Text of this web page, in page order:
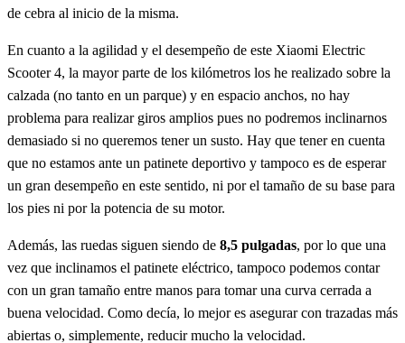
de cebra al inicio de la misma.
En cuanto a la agilidad y el desempeño de este Xiaomi Electric
Scooter 4, la mayor parte de los kilómetros los he realizado sobre la
calzada (no tanto en un parque) y en espacio anchos, no hay
problema para realizar giros amplios pues no podremos inclinarnos
demasiado si no queremos tener un susto. Hay que tener en cuenta
que no estamos ante un patinete deportivo y tampoco es de esperar
un gran desempeño en este sentido, ni por el tamaño de su base para
los pies ni por la potencia de su motor.
Además, las ruedas siguen siendo de 8,5 pulgadas, por lo que una
vez que inclinamos el patinete eléctrico, tampoco podemos contar
con un gran tamaño entre manos para tomar una curva cerrada a
buena velocidad. Como decía, lo mejor es asegurar con trazadas más
abiertas o, simplemente, reducir mucho la velocidad.